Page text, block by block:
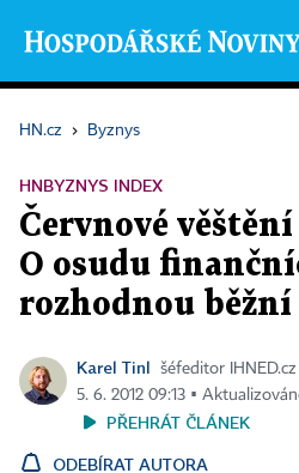
HN.cz › Byznys
HNBYZNYS INDEX
Červnové
O osudu
rozhodnou běžní
Karel Tinl
šéfeditor IHNED.cz
5. 6. 2012 09:13 ▪
PŘEHRÁT ČLÁNEK
ODEBÍRAT AUTORA